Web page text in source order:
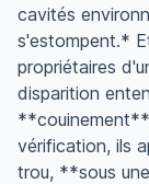
cavités
s'estompent.*
propriétaires
disparition
**couinement**
vérification, ils
trou, **sous